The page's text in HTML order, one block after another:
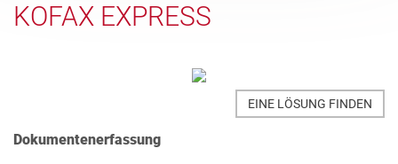
KOFAX EXPRESS
EINE LÖSUNG FINDEN
Dokumentenerfassung